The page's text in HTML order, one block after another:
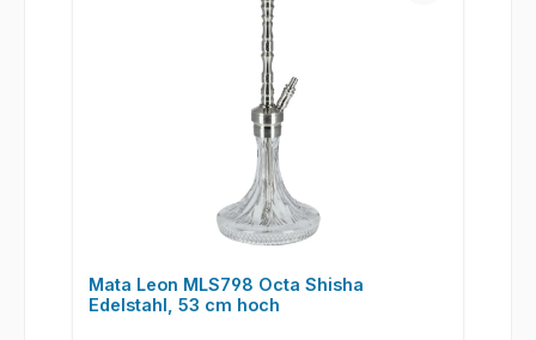
Mata Leon MLS798 Octa Shisha
Edelstahl, 53 cm hoch